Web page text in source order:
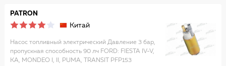
PATRON
Китай
Насос топливный электрический Давление 3 бар,
пропускная способность 90 лч FORD: FIESTA IV-V,
KA, MONDEO I, II, PUMA, TRANSIT PFP153